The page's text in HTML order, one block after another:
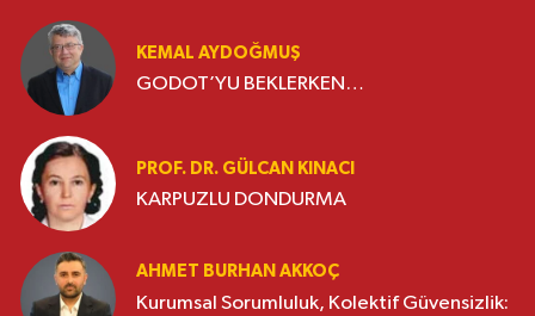
KEMAL AYDOĞMUŞ
GODOT’YU BEKLERKEN…
PROF. DR. GÜLCAN KINACI
KARPUZLU DONDURMA
AHMET BURHAN AKKOÇ
Kurumsal Sorumluluk, Kolektif Güvensizlik: